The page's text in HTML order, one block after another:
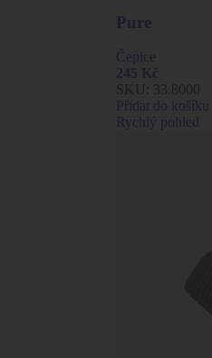
Pure
Čepice
SKU:
33.8000
Přidat do košíku
Rychlý pohled